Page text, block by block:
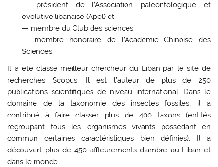
— président de l’Association paléontologique et
évolutive libanaise (Apel) et
— membre du Club des sciences.
— membre honoraire de l’Académie Chinoise des
Sciences.
Il a été classé meilleur chercheur du Liban par le site de
recherches Scopus. Il est l’auteur de plus de 250
publications scientifiques de niveau international. Dans le
domaine de la taxonomie des insectes fossiles, il a
contribué à faire classer plus de 400 taxons (entités
regroupant tous les organismes vivants possédant en
commun certaines caractéristiques bien définies). Il a
découvert plus de 450 affleurements d’ambre au Liban et
dans le monde.